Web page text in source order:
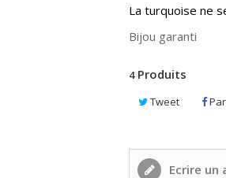
La turquoise ne
Bijou garanti
4 Produits
Tweet
Ecrire un